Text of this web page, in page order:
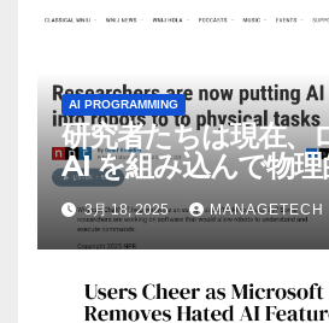
AI PROGRAMMING
研究者たちは現在、
AI を組み込んで物
実行させている | ノ
リック ラジオ:
WNIU
3月 18, 2025 MANAGETECH